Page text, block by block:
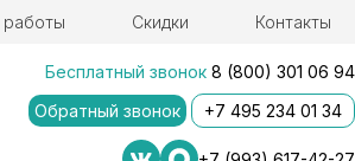
Скидки Контакты
Бесплатный звонок 8 (800) 301 06 94
Обратный звонок
+7 495 234 01 34